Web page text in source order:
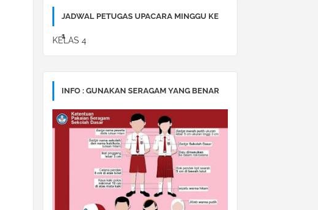
JADWAL PETUGAS UPACARA MINGGU KE
1
KELAS 4
INFO : GUNAKAN SERAGAM YANG BENAR